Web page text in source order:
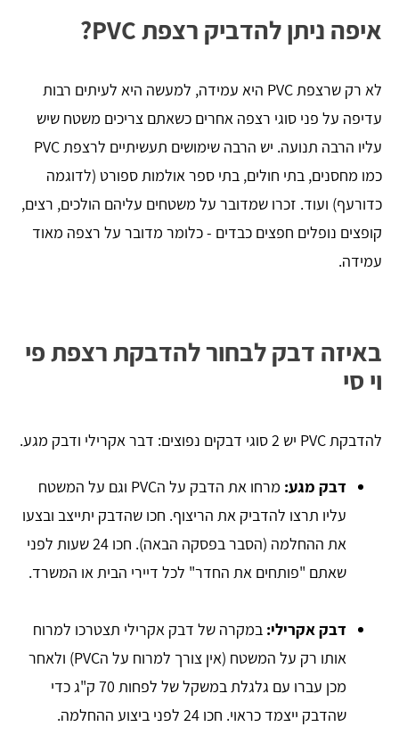
איפה ניתן להדביק רצפת PVC?
לא רק שרצפת PVC היא עמידה, למעשה היא לעיתים רבות
עדיפה על פני סוגי רצפה אחרים כשאתם צריכים משטח שיש
עליו הרבה תנועה. יש הרבה שימושים תעשיתיים לרצפת PVC
כמו מחסנים, בתי חולים, בתי ספר אולמות ספורט (לדוגמה
כדורעף) ועוד. זכרו שמדובר על משטחים עליהם הולכים, רצים,
קופצים נופלים חפצים כבדים - כלומר מדובר על רצפה מאוד
עמידה.
באיזה דבק לבחור להדבקת רצפת פי
וי סי
להדבקת PVC יש 2 סוגי דבקים נפוצים: דבר אקרילי ודבק מגע.
דבק מגע:
מרחו את הדבק על הPVC וגם על המשטח
עליו תרצו להדביק את הריצוף. חכו שהדבק יתייצב ובצעו
את ההחלמה (הסבר בפסקה הבאה). חכו 24 שעות לפני
שאתם "פותחים את החדר" לכל דיירי הבית או המשרד.
דבק אקרילי: במקרה של דבק אקרילי תצטרכו למרוח
אותו רק על המשטח (אין צורך למרוח על הPVC) ולאחר
מכן עברו עם גלגלת במשקל של לפחות 70 ק"ג כדי
שהדבק ייצמד כראוי. חכו 24 לפני ביצוע ההחלמה.